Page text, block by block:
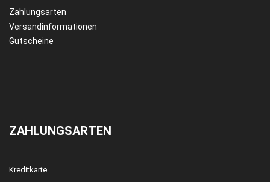
Zahlungsarten
Versandinformationen
Gutscheine
ZAHLUNGSARTEN
Kreditkarte